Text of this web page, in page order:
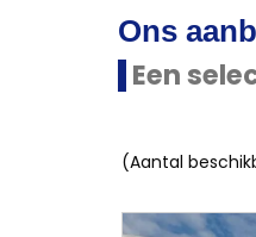
Ons
Een
(Aantal